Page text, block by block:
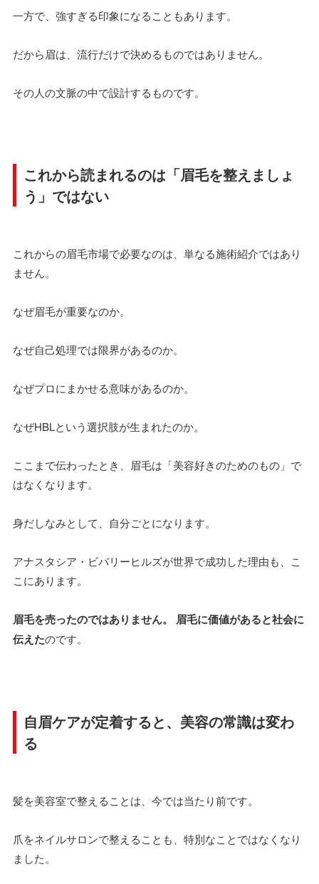
一方で、強すぎる印象になることもあります。
だから眉は、流行だけで決めるものではありません。
その人の文脈の中で設計するものです。
これから読まれるのは「眉毛を整えましょ
う」ではない
これからの眉毛市場で必要なのは、単なる施術紹介ではあり
ません。
なぜ眉毛が重要なのか。
なぜ自己処理では限界があるのか。
なぜプロにまかせる意味があるのか。
なぜHBLという選択肢が生まれたのか。
ここまで伝わったとき、眉毛は「美容好きのためのもの」で
はなくなります。
身だしなみとして、自分ごとになります。
アナスタシア・ビバリーヒルズが世界で成功した理由も、こ
こにあります。
眉毛を売ったのではありません。 眉毛に価値があると社会に
伝えたのです。
自眉ケアが定着すると、美容の常識は変わ
る
髪を美容室で整えることは、今では当たり前です。
爪をネイルサロンで整えることも、特別なことではなくなり
ました。